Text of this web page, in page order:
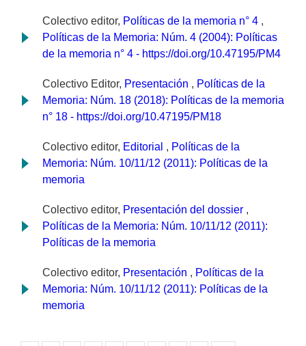
Colectivo editor, Políticas de la memoria n° 4 ,
Políticas de la Memoria: Núm. 4 (2004): Políticas
de la memoria n° 4 - https://doi.org/10.47195/PM4
Colectivo Editor, Presentación , Políticas de la
Memoria: Núm. 18 (2018): Políticas de la memoria
n° 18 - https://doi.org/10.47195/PM18
Colectivo editor, Editorial , Políticas de la
Memoria: Núm. 10/11/12 (2011): Políticas de la
memoria
Colectivo editor, Presentación del dossier ,
Políticas de la Memoria: Núm. 10/11/12 (2011):
Políticas de la memoria
Colectivo editor, Presentación , Políticas de la
Memoria: Núm. 10/11/12 (2011): Políticas de la
memoria